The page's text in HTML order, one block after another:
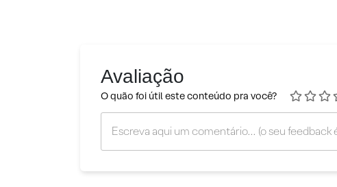
Avaliação
O quão foi útil este conteúdo pra você?